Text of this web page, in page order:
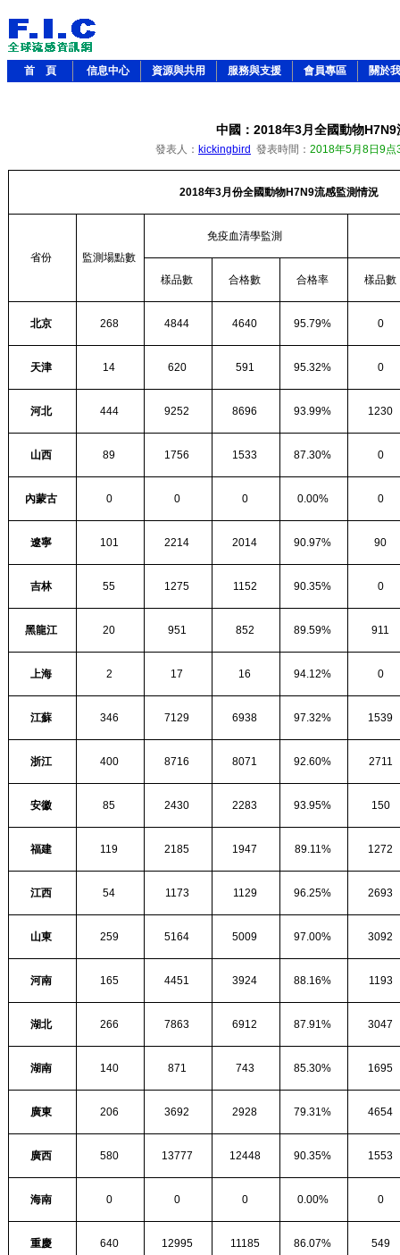
首 頁 信息中心 資源與共用 服務與支援 會員專區 關於
中國：2018年3月全國動物H7N9
發表人： kickingbird 發表時間： 2018年5月8日9点
2018年3月份全國動物H7N9流感監測情況
省份 監測場點數
免疫血清學監測
樣品數 合格數 合格率 樣品數
北京 268 4844 4640 95.79% 0
天津 14 620 591 95.32% 0
河北 444 9252 8696 93.99% 1230
山西 89 1756 1533 87.30% 0
內蒙古 0 0 0 0.00% 0
遼寧 101 2214 2014 90.97% 90
吉林 55 1275 1152 90.35% 0
黑龍江 20 951 852 89.59% 911
上海 2 17 16 94.12% 0
江蘇 346 7129 6938 97.32% 1539
浙江 400 8716 8071 92.60% 2711
安徽 85 2430 2283 93.95% 150
福建 119 2185 1947 89.11% 1272
江西 54 1173 1129 96.25% 2693
山東 259 5164 5009 97.00% 3092
河南 165 4451 3924 88.16% 1193
湖北 266 7863 6912 87.91% 3047
湖南 140 871 743 85.30% 1695
廣東 206 3692 2928 79.31% 4654
廣西 580 13777 12448 90.35% 1553
海南 0 0 0 0.00% 0
重慶 640 12995 11185 86.07% 549